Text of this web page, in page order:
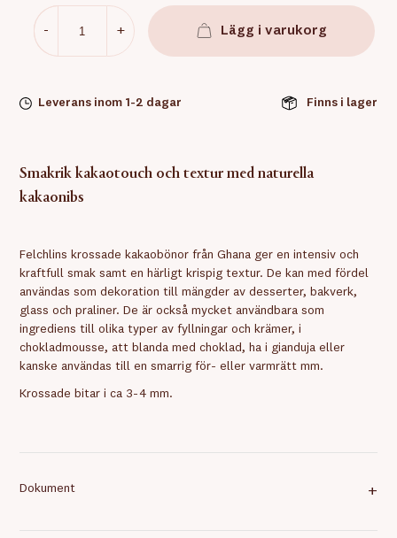
- + Lägg i varukorg
Leverans inom 1-2 dagar Finns i lager
Smakrik kakaotouch och textur med naturella
kakaonibs
Felchlins krossade kakaobönor från Ghana ger en intensiv och
kraftfull smak samt en härligt krispig textur. De kan med fördel
användas som dekoration till mängder av desserter, bakverk,
glass och praliner. De är också mycket användbara som
ingrediens till olika typer av fyllningar och krämer, i
chokladmousse, att blanda med choklad, ha i gianduja eller
kanske användas till en smarrig för- eller varmrätt mm.
Krossade bitar i ca 3-4 mm.
Dokument +